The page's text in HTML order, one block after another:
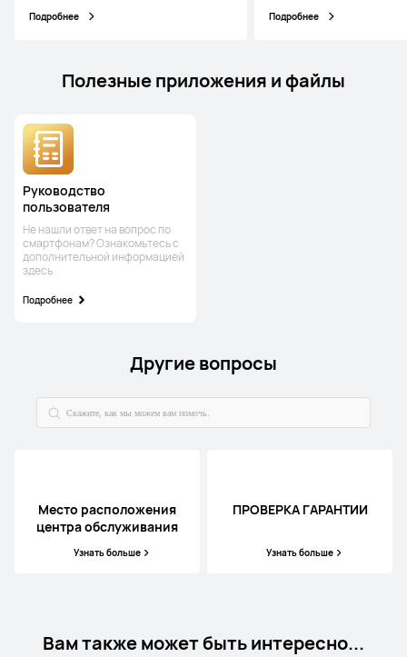
Подробнее Подробнее
Полезные приложения и файлы
Руководство
пользователя
Не нашли ответ на вопрос по
смартфонам? Ознакомьтесь с
дополнительной информацией
здесь
Подробнее
Другие вопросы
Место расположения
центра обслуживания
Узнать больше
ПРОВЕРКА ГАРАНТИИ
Узнать больше
Вам также может быть интересно...